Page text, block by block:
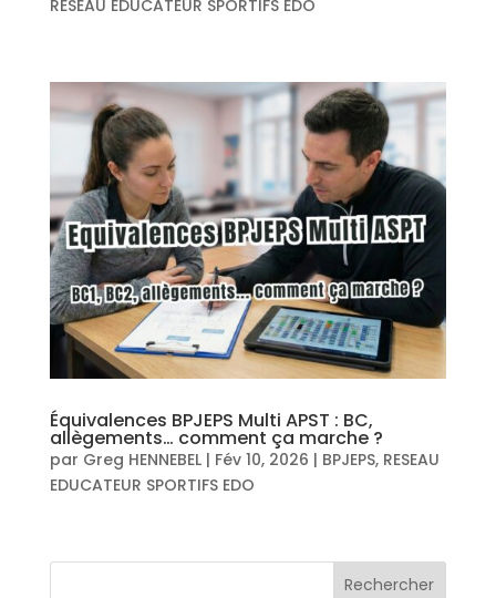
RESEAU EDUCATEUR SPORTIFS EDO
Équivalences BPJEPS Multi APST : BC,
allègements… comment ça marche ?
par Greg HENNEBEL| Fév 10, 2026 | BPJEPS, RESEAU
EDUCATEUR SPORTIFS EDO
Rechercher